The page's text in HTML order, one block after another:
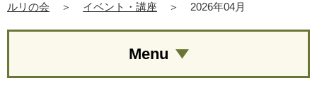
ルリの会
＞ イベント・講座 ＞ 2026年04月
Menu